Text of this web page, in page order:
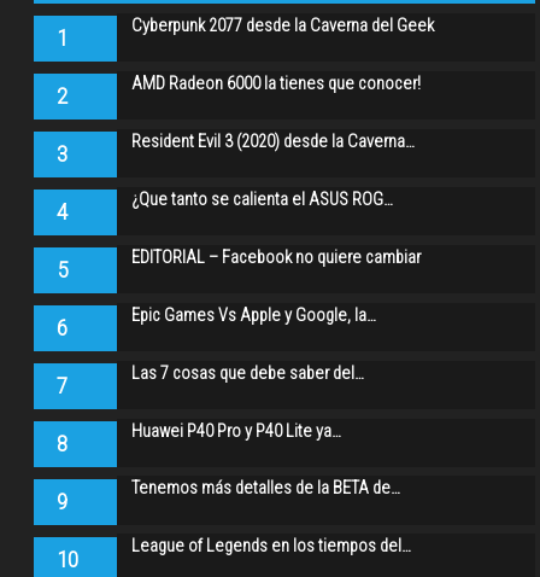
1 Cyberpunk 2077 desde la Caverna del Geek
2 AMD Radeon 6000 la tienes que conocer!
3 Resident Evil 3 (2020) desde la Caverna…
4 ¿Que tanto se calienta el ASUS ROG…
5 EDITORIAL – Facebook no quiere cambiar
6 Epic Games Vs Apple y Google, la…
7 Las 7 cosas que debe saber del…
8 Huawei P40 Pro y P40 Lite ya…
9 Tenemos más detalles de la BETA de…
10 League of Legends en los tiempos del…